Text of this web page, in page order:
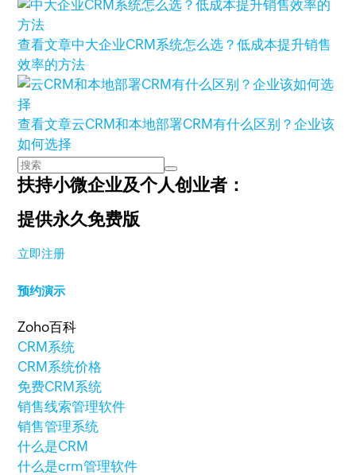
查看文章中大企业CRM系统怎么选？低成本提升销售
效率的方法
查看文章云CRM和本地部署CRM有什么区别？企业该
如何选择
扶持小微企业及个人创业者：
提供永久免费版
立即注册
预约演示
Zoho百科
CRM系统
CRM系统价格
免费CRM系统
销售线索管理软件
销售管理系统
什么是CRM
什么是crm管理软件